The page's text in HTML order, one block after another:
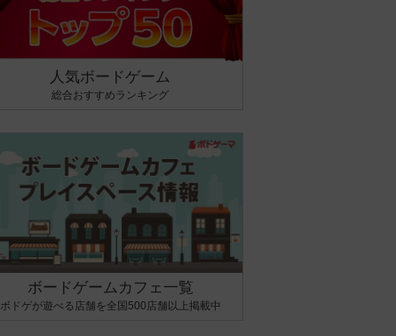
人気ボードゲーム
総合おすすめランキング
ボードゲームカフェ一覧
ボドゲが遊べる店舗を全国500店舗以上掲載中